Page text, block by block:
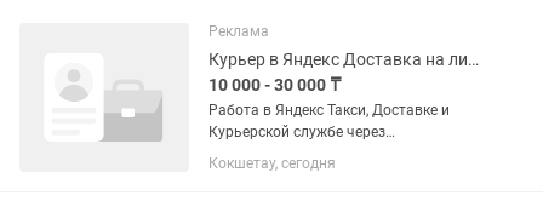
Реклама
Курьер в Яндекс Доставка на личном авто, мото, вело, пешие
10 000 - 30 000 ₸
Работа в Яндекс Такси, Доставке и
Курьерской службе через
официального партнера Яндекс Такси-
ARLAN TAXI. Подключение онлайн за 5
Кокшетау, сегодня